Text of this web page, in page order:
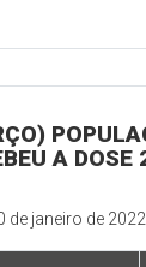
A DOSE
de janeiro de 2022